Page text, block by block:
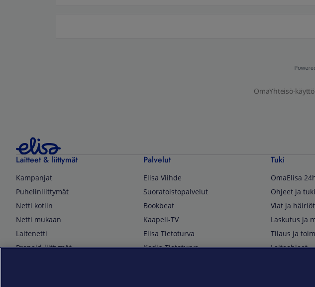
OmaYhteisö-
Laitteet & liittymät
Kampanjat
Puhelinliittymät
Netti kotiin
Netti mukaan
Laitenetti
Prepaid-liittymät
Palvelut
Elisa Viihde
Suoratoistopalvelut
Bookbeat
Kaapeli-TV
Elisa Tietoturva
Kodin Tietoturva
Tuki
OmaElisa
Ohjeet ja tuki
Viat ja häiriöt
Laskutus ja
Tilaus ja
Laiteohjeet